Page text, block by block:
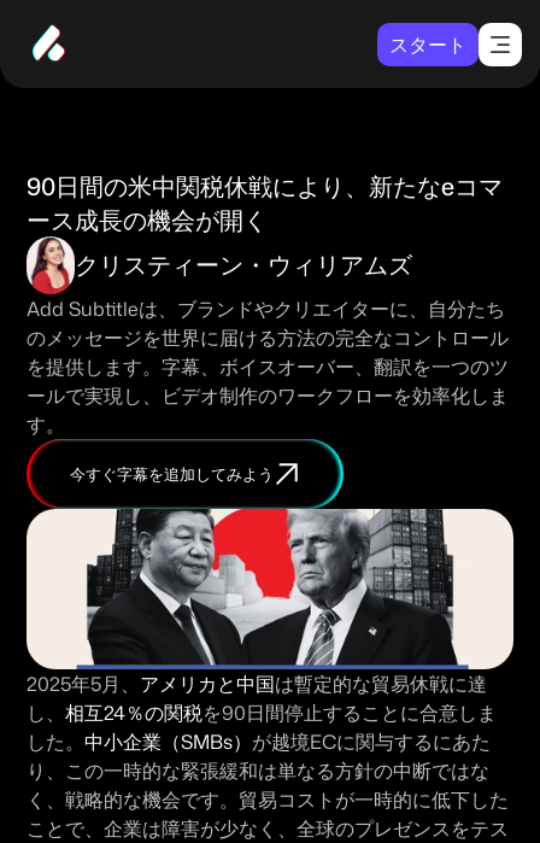
スタート
90日間の米中関税休戦により、新たなeコマ
ース成長の機会が開く
クリスティーン・ウィリアムズ
Add Subtitleは、ブランドやクリエイターに、自分たち
のメッセージを世界に届ける方法の完全なコントロール
を提供します。字幕、ボイスオーバー、翻訳を一つのツ
ールで実現し、ビデオ制作のワークフローを効率化しま
す。
今すぐ字幕を追加してみよう
2025年5月 、 アメリカと中国は暫定的な貿易休戦に達
し、相互24％の関税を90日間停止することに合意しま
した。中小企業（SMBs） が越境ECに関与するにあた
り、この一時的な緊張緩和は単なる方針の中断ではな
く、戦略的な機会です。貿易コストが一時的に低下した
ことで、企業は障害が少なく、全球のプレゼンスをテス